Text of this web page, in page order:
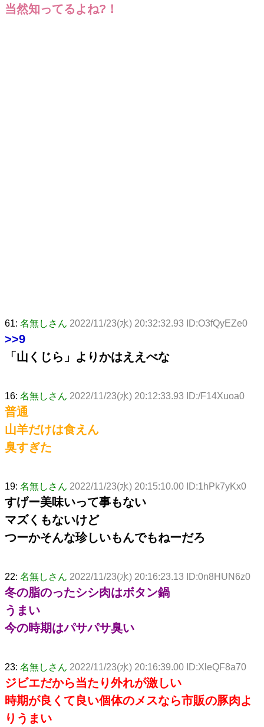
当然知ってるよね?！
61: 名無しさん 2022/11/23(水) 20:32:32.93 ID:O3fQyEZe0
>>9
「山くじら」よりかはええべな
16: 名無しさん 2022/11/23(水) 20:12:33.93 ID:/F14Xuoa0
普通
山羊だけは食えん
臭すぎた
19: 名無しさん 2022/11/23(水) 20:15:10.00 ID:1hPk7yKx0
すげー美味いって事もない
マズくもないけど
つーかそんな珍しいもんでもねーだろ
22: 名無しさん 2022/11/23(水) 20:16:23.13 ID:0n8HUN6z0
冬の脂のったシシ肉はボタン鍋
うまい
今の時期はパサパサ臭い
23: 名無しさん 2022/11/23(水) 20:16:39.00 ID:XleQF8a70
ジビエだから当たり外れが激しい
時期が良くて良い個体のメスなら市販の豚肉よ
りうまい